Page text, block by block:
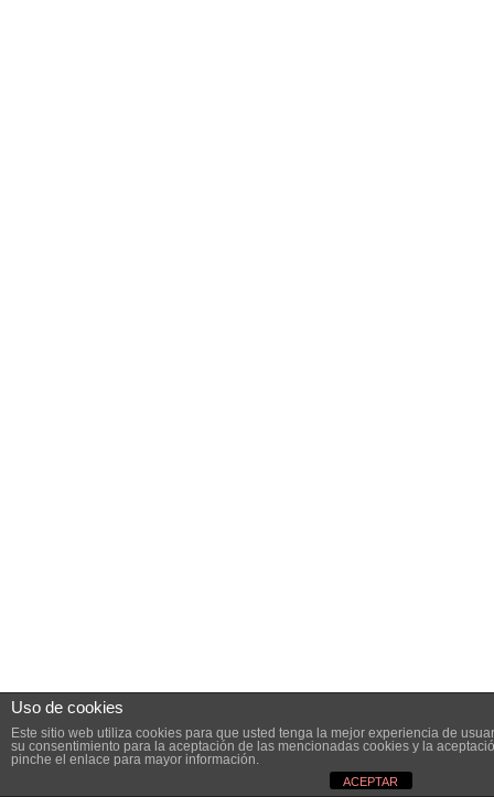
Uso de cookies
Este sitio web utiliza cookies para que usted tenga la mejor experiencia de
su consentimiento para la aceptación de las mencionadas cookies y la
pinche el enlace para mayor información.
ACEPTAR